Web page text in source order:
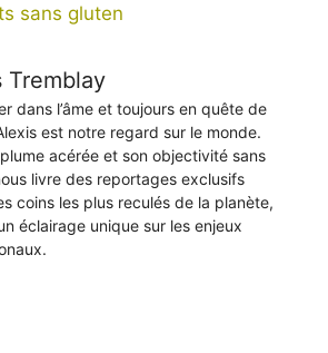
sans gluten
Tremblay
dans l’âme et toujours en quête de
est notre regard sur le monde.
acérée et son objectivité sans
livre des reportages exclusifs
coins les plus reculés de la planète,
éclairage unique sur les enjeux